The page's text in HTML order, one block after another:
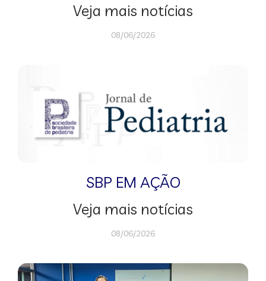
Veja mais notícias
08/06/2026
SBP EM AÇÃO
Veja mais notícias
08/06/2026